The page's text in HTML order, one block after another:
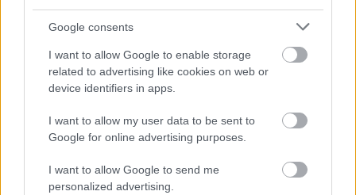
Google consents
I want to allow Google to enable storage
related to advertising like cookies on web or
device identifiers in apps.
I want to allow my user data to be sent to
Google for online advertising purposes.
I want to allow Google to send me
personalized advertising.